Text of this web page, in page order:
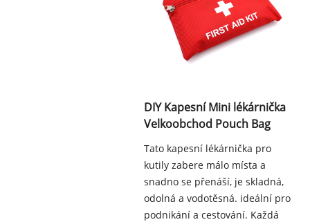
DIY Kapesní Mini lékárnička
Velkoobchod Pouch Bag
Tato kapesní lékárnička pro
kutily zabere málo místa a
snadno se přenáší, je skladná,
odolná a vodotěsná. ideální pro
podnikání a cestování. Každá